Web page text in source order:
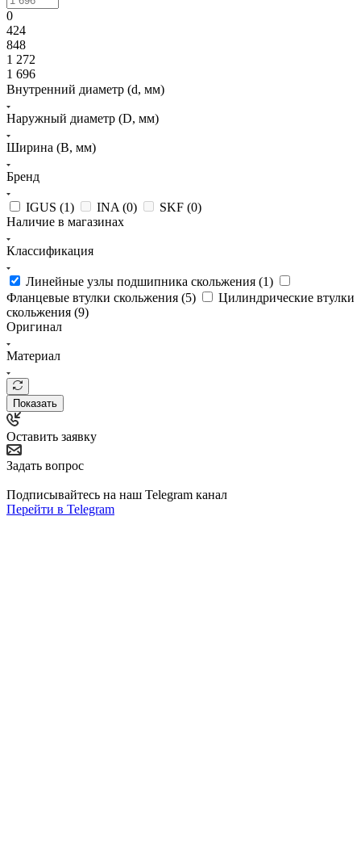
0
424
848
1 272
1 696
Внутренний диаметр (d, мм)
Наружный диаметр (D, мм)
Ширина (B, мм)
Бренд
IGUS (1) INA (0) SKF (0)
Наличие в магазинах
Классификация
Линейные узлы подшипника скольжения (1)
Фланцевые втулки скольжения (5)
Цилиндрические втулки
скольжения (9)
Оригинал
Материал
Показать
Оставить заявку
Задать вопрос
Подписывайтесь на наш Telegram канал
Перейти в Telegram